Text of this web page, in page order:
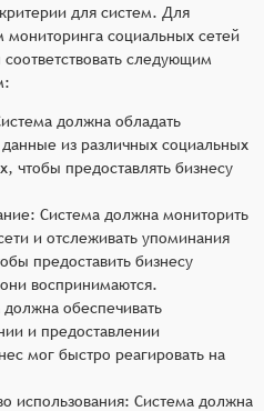
для систем. Для
мониторинга социальных сетей
следующим
должна обладать
из различных социальных
чтобы предоставлять бизнесу
Система должна мониторить
и отслеживать упоминания
предоставить бизнесу
воспринимаются.
обеспечивать
и предоставлении
мог быстро реагировать на
использования: Система должна